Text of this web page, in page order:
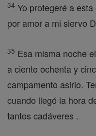
34 Yo protegeré a
por amor a mi siervo
35 Esa misma noche
a ciento ochenta y
campamento asirio.
cuando llegó la hora
tantos cadáveres .